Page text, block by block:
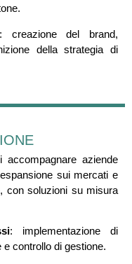
: creazione del brand,
della strategia di
aziende
sui mercati e
con soluzioni su misura
: implementazione di
controllo di gestione.